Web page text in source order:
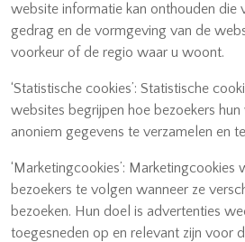
website informatie kan onthouden die
gedrag en de vormgeving van de
voorkeur of de regio waar u woont.
‘Statistische cookies’: Statistische
websites begrijpen hoe bezoekers
anoniem gegevens te verzamelen en
‘Marketingcookies’:
bezoekers te volgen wanneer ze
bezoeken. Hun doel is advertenties
toegesneden op en relevant zijn voor